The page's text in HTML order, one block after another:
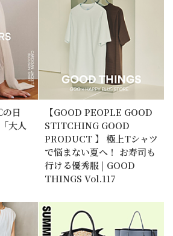
日
大人
【GOOD PEOPLE GOOD
STITCHING GOOD
PRODUCT 】 極上Tシャツ
で悩まない夏へ！ お寿司も
行ける優秀服 | GOOD
THINGS Vol.117